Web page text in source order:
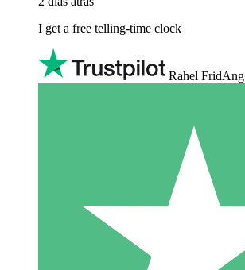
I get a free telling-time clock
Rahel FridAng